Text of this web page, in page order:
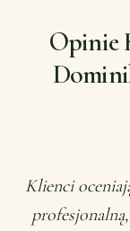
Opinie
Klienci